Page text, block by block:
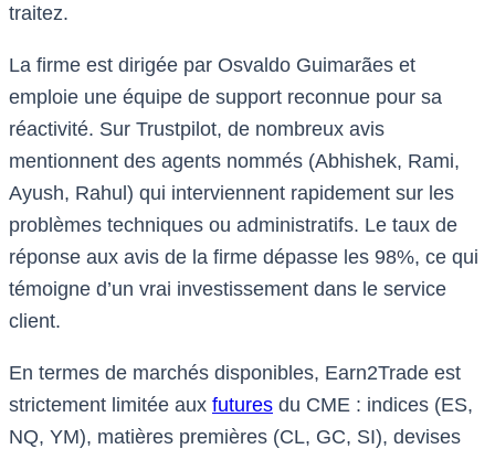
traitez.
La firme est dirigée par Osvaldo Guimarães et
emploie une équipe de support reconnue pour sa
réactivité. Sur Trustpilot, de nombreux avis
mentionnent des agents nommés (Abhishek, Rami,
Ayush, Rahul) qui interviennent rapidement sur les
problèmes techniques ou administratifs. Le taux de
réponse aux avis de la firme dépasse les 98%, ce qui
témoigne d’un vrai investissement dans le service
client.
En termes de marchés disponibles, Earn2Trade est
strictement limitée aux futures du CME : indices (ES,
NQ, YM), matières premières (CL, GC, SI), devises